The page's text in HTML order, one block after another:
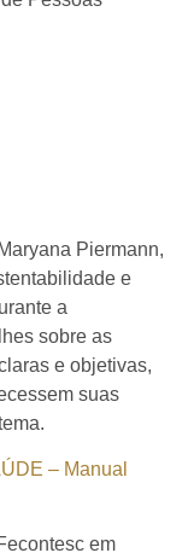
Piermann,
e
a
sobre as
e objetivas,
suas
– Manual
em